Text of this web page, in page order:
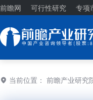
前瞻网 可行性研究 专项
当前位置： 前瞻产业研究